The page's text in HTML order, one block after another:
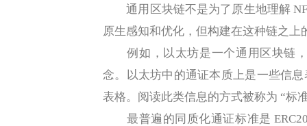
通用区块链不是为了原生地理解
原生感知和优化，但构建在这种链之上
例如，以太坊是一个通用区块链，
念。以太坊中的通证本质上是一些信
表格。阅读此类信息的方式被称为 “标
最普遍的同质化通证标准是 ERC20